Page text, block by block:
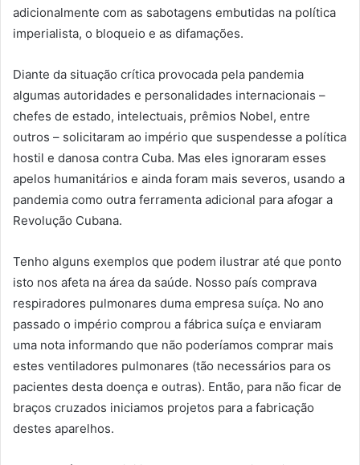
adicionalmente com as sabotagens embutidas na política
imperialista, o bloqueio e as difamações.
Diante da situação crítica provocada pela pandemia
algumas autoridades e personalidades internacionais –
chefes de estado, intelectuais, prêmios Nobel, entre
outros – solicitaram ao império que suspendesse a política
hostil e danosa contra Cuba. Mas eles ignoraram esses
apelos humanitários e ainda foram mais severos, usando a
pandemia como outra ferramenta adicional para afogar a
Revolução Cubana.
Tenho alguns exemplos que podem ilustrar até que ponto
isto nos afeta na área da saúde. Nosso país comprava
respiradores pulmonares duma empresa suíça. No ano
passado o império comprou a fábrica suíça e enviaram
uma nota informando que não poderíamos comprar mais
estes ventiladores pulmonares (tão necessários para os
pacientes desta doença e outras). Então, para não ficar de
braços cruzados iniciamos projetos para a fabricação
destes aparelhos.